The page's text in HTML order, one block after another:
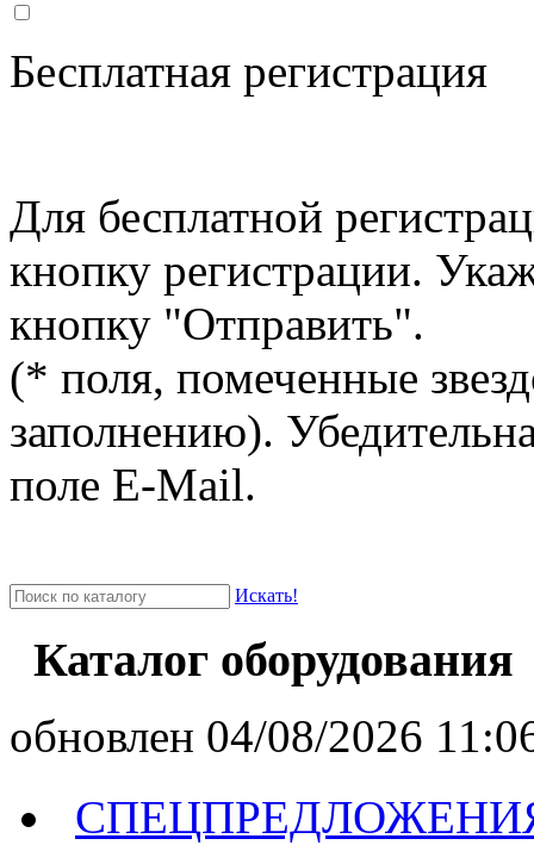
Бесплатная регистрация
Для бесплатной
кнопку регистрации.
кнопку "Отправить".
(* поля, помеченные
заполнению).
поле E-Mail.
Искать!
Каталог оборудования
oбновлен 04/08/2026